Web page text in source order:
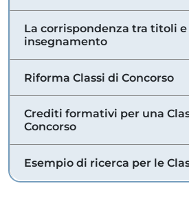
La corrispondenza tra titoli e
insegnamento
Riforma Classi di Concorso
Crediti formativi per una
Concorso
Esempio di ricerca per le